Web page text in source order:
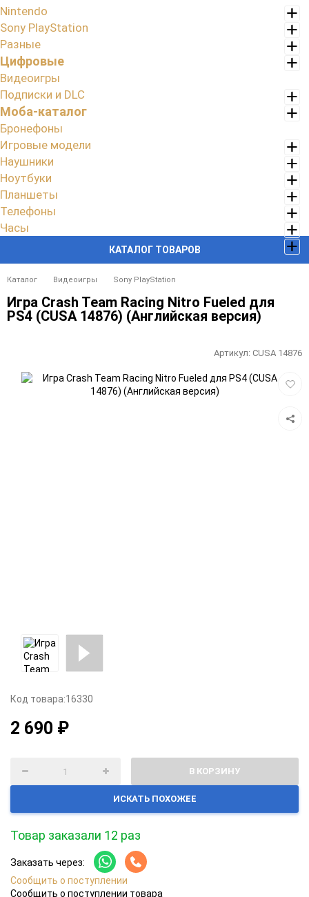
КАТАЛОГ ТОВАРОВ
Nintendo
Sony PlayStation
Разные
Цифровые
Видеоигры
Подписки и DLC
Моба-каталог
Бронефоны
Игровые модели
Наушники
Ноутбуки
Планшеты
Телефоны
Часы
Каталог Видеоигры Sony PlayStation
Игра Crash Team Racing Nitro Fueled для
PS4 (CUSA 14876) (Английская версия)
Артикул: CUSA 14876
Код товара:16330
2 690 ₽
В КОРЗИНУ
ИСКАТЬ ПОХОЖЕЕ
Товар заказали 12 раз
Заказать через:
Сообщить о поступлении
Сообщить о поступлении товара